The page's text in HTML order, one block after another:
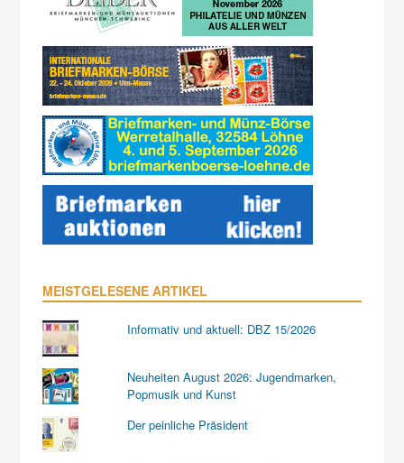
MEISTGELESENE ARTIKEL
Informativ und aktuell: DBZ 15/2026
Neuheiten August 2026: Jugendmarken,
Popmusik und Kunst
Der peinliche Präsident